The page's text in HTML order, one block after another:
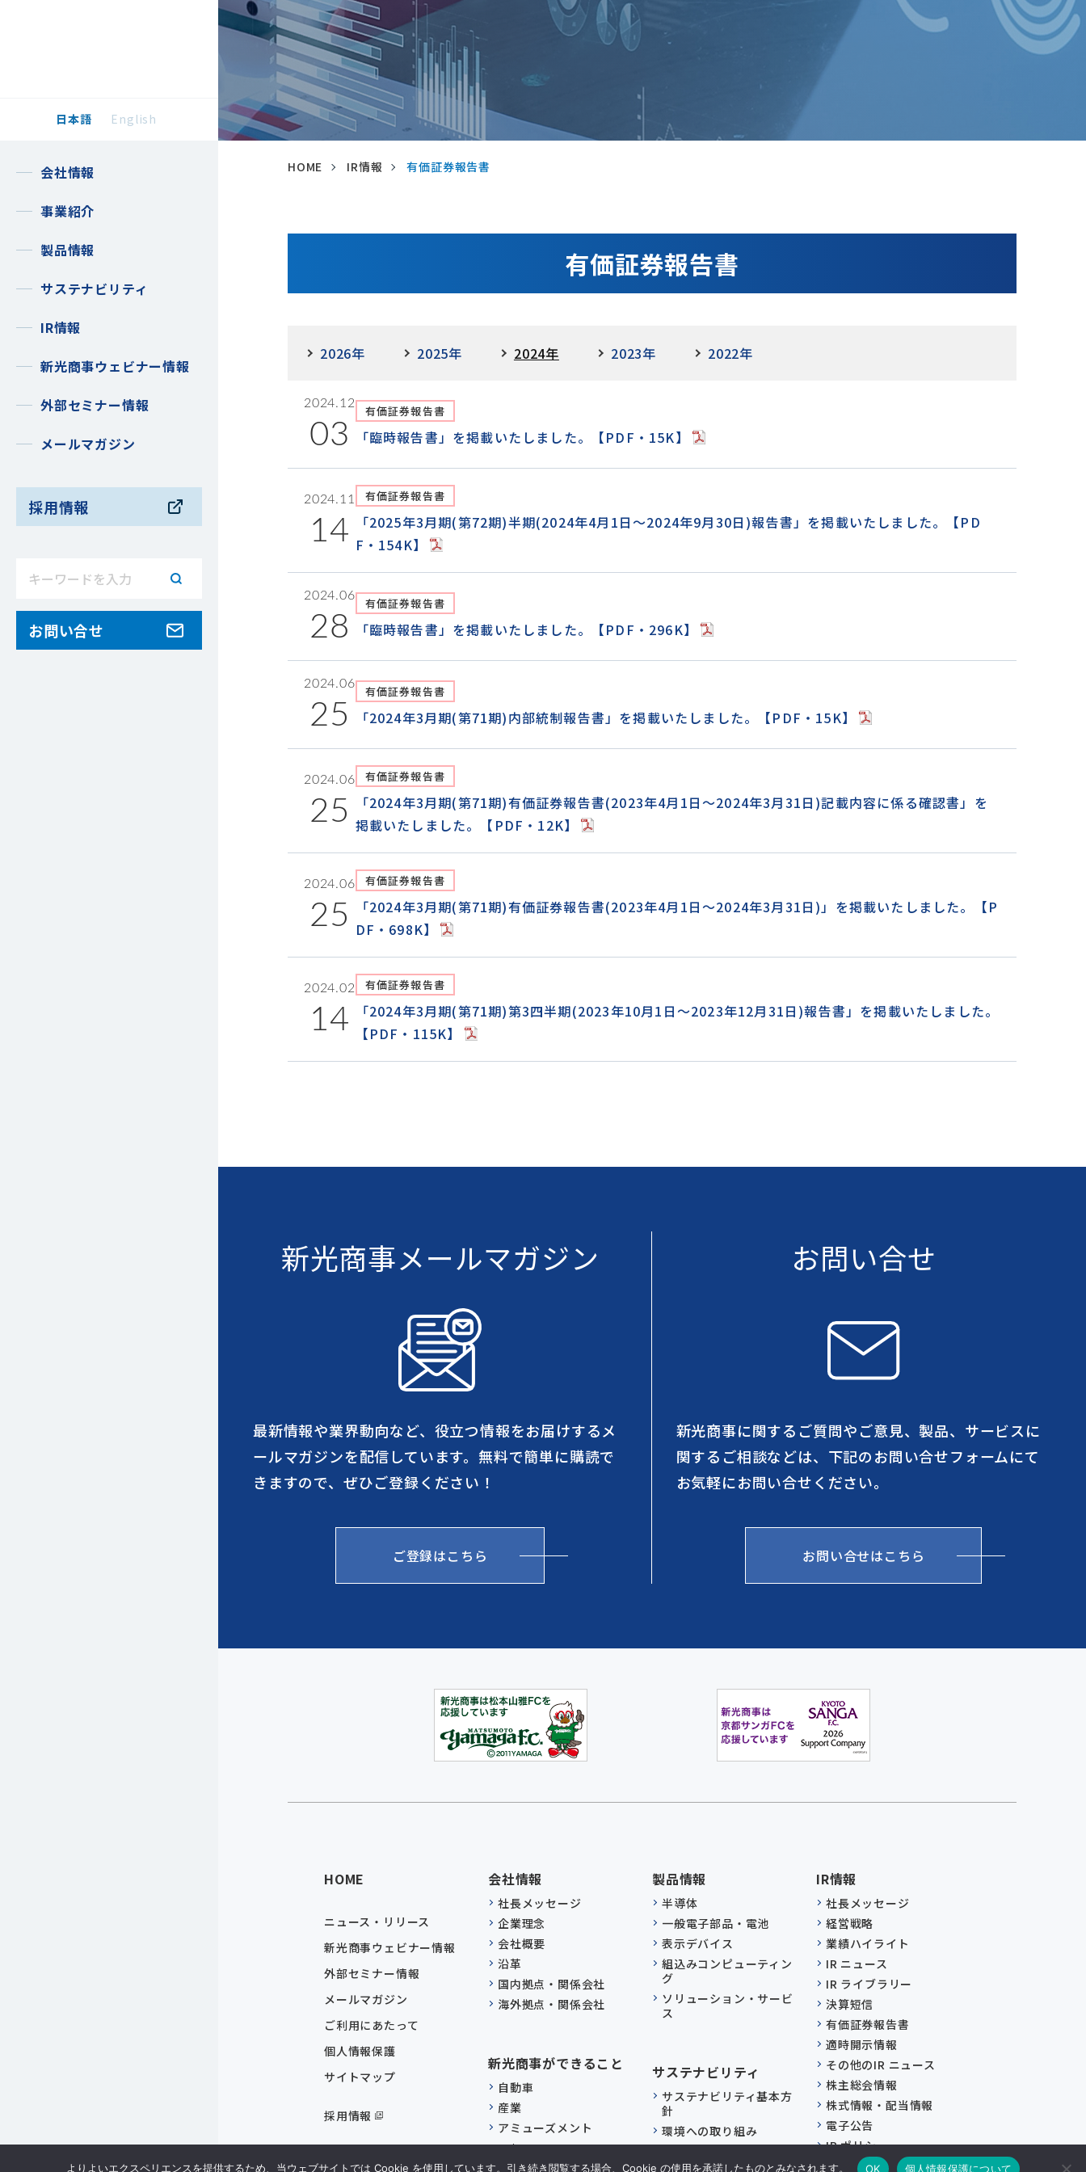
日本語 English
会社情報
事業紹介
製品情報
サステナビリティ
IR情報
新光商事ウェビナー情報
外部セミナー情報
メールマガジン
採用情報
お問い合せ
HOME IR情報 有価証券報告書
有価証券報告書
2026年 2025年 2024年 2023年 2022年
2024.12
03
有価証券報告書
「臨時報告書」を掲載いたしました。【PDF・15K】
2024.11
14
有価証券報告書
「2025年3月期(第72期)半期(2024年4月1日～2024年9月30日)報告書」を掲載いたしました。【PD
F・154K】
2024.06
28
有価証券報告書
「臨時報告書」を掲載いたしました。【PDF・296K】
2024.06
25
有価証券報告書
「2024年3月期(第71期)内部統制報告書」を掲載いたしました。【PDF・15K】
2024.06
25
有価証券報告書
「2024年3月期(第71期)有価証券報告書(2023年4月1日～2024年3月31日)記載内容に係る確認書」を
掲載いたしました。【PDF・12K】
2024.06
25
有価証券報告書
「2024年3月期(第71期)有価証券報告書(2023年4月1日～2024年3月31日)」を掲載いたしました。【P
DF・698K】
2024.02
14
有価証券報告書
「2024年3月期(第71期)第3四半期(2023年10月1日～2023年12月31日)報告書」を掲載いたしました。
【PDF・115K】
新光商事メールマガジン
最新情報や業界動向など、役立つ情報をお届けするメ
ールマガジンを配信しています。無料で簡単に購読で
きますので、ぜひご登録ください！
ご登録はこちら
お問い合せ
新光商事に関するご質問やご意見、製品、サービスに
関するご相談などは、下記のお問い合せフォームにて
お気軽にお問い合せください。
お問い合せはこちら
HOME
ニュース・リリース
新光商事ウェビナー情報
外部セミナー情報
メールマガジン
ご利用にあたって
個人情報保護
サイトマップ
採用情報
会社情報
社長メッセージ
企業理念
会社概要
沿革
国内拠点・関係会社
海外拠点・関係会社
新光商事ができること
自動車
産業
アミューズメント
AI/DX
EMS/ODM
製品情報
半導体
一般電子部品・電池
表示デバイス
組込みコンピューティン
グ
ソリューション・サービ
ス
サステナビリティ
サステナビリティ基本方
針
環境への取り組み
IR情報
社長メッセージ
経営戦略
業績ハイライト
IR ニュース
IR ライブラリー
決算短信
有価証券報告書
適時開示情報
その他のIR ニュース
株主総会情報
株式情報・配当情報
電子公告
IR ポリシー
IRカレンダー
よりよいエクスペリエンスを提供するため、当ウェブサイトでは Cookie を使用しています。引き続き閲覧する場合、Cookie の使用を承諾したものとみなされます。 OK 個人情報保護について